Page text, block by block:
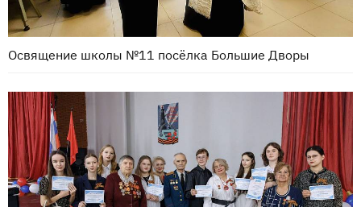
Освящение школы №11 посёлка Большие Дворы